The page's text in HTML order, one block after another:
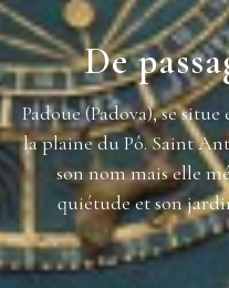
De
Padoue (Padova), se
la plaine du Pô. Saint
son nom mais elle
quiétude et son